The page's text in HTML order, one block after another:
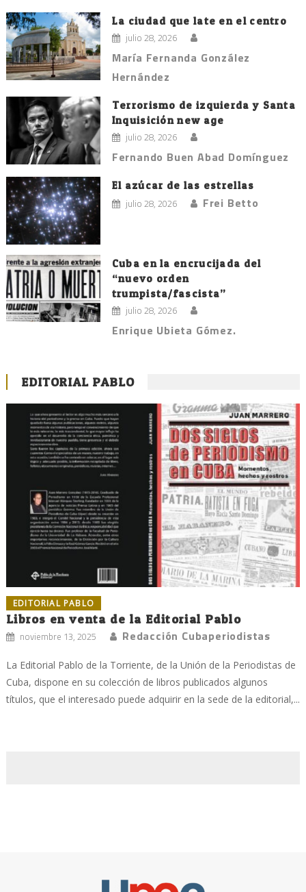
La ciudad que late en el centro
julio 28, 2026
María Fernanda González
Hernández
Terrorismo de izquierda y Santa
Inquisición new age
julio 28, 2026
Fernando Buen Abad Domínguez
El azúcar de las estrellas
julio 28, 2026 Frei Betto
Cuba en la encrucijada del
“nuevo orden
trumpista/fascista”
julio 28, 2026
Enrique Ubieta Gómez.
EDITORIAL PABLO
EDITORIAL PABLO
Libros en venta de la Editorial Pablo
noviembre 13, 2025 Redacción Cubaperiodistas
La Editorial Pablo de la Torriente, de la Unión de la Periodistas de
Cuba, dispone en su colección de libros publicados algunos
títulos, que el interesado puede adquirir en la sede de la editorial,...